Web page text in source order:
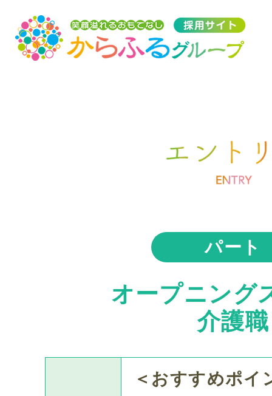
先輩社員の声
よくある質問
パート
オープニング
介護職
＜おすすめポイ